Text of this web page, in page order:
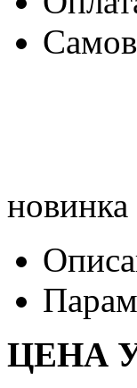
новинка
ЦЕНА